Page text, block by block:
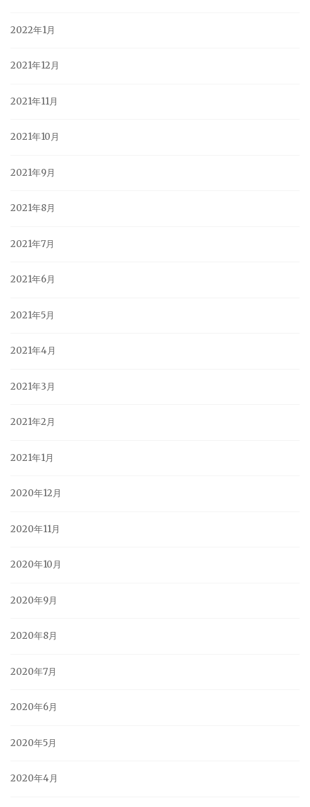
2022年1月
2021年12月
2021年11月
2021年10月
2021年9月
2021年8月
2021年7月
2021年6月
2021年5月
2021年4月
2021年3月
2021年2月
2021年1月
2020年12月
2020年11月
2020年10月
2020年9月
2020年8月
2020年7月
2020年6月
2020年5月
2020年4月